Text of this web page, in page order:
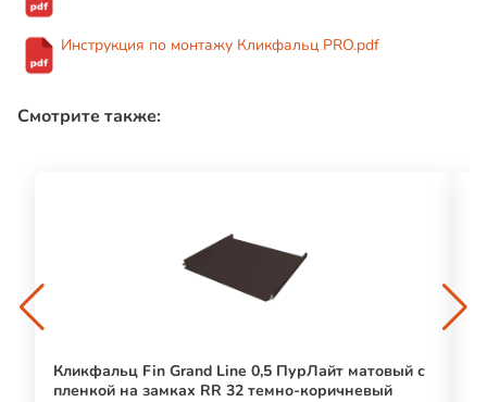
Инструкция по монтажу Кликфальц PRO.pdf
Смотрите также:
Кликфальц Fin Grand Line 0,5 ПурЛайт матовый с
пленкой на замках RR 32 темно-коричневый